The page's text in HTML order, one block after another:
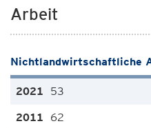
Arbeit
Nichtlandwirtschaftliche
53
62